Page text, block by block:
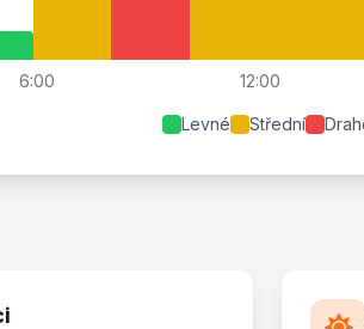
6:00 12:00
Levné Střední